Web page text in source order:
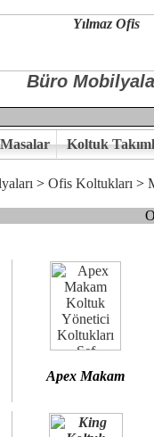
Büro
önem
ve modern
karar verelim.
Büro Mobilya
Masalar Koltuk
> Ofis Koltukları >
Apex Makam